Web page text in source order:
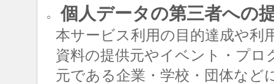
○ 個人データの第三者への
本サービス利用の目的達成や利
資料の提供元やイベント・プロ
元である企業・学校・団体など